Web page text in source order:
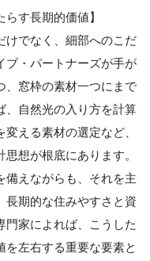
す長期的価値】
けでなく、細部へのこだ
ブ・パートナーズが手が
、窓枠の素材一つにまで
、自然光の入り方を計算
える素材の選定など、
想が根底にあります。
備えながらも、それを主
長期的な住みやすさと資
門家によれば、こうした
左右する重要な要素と